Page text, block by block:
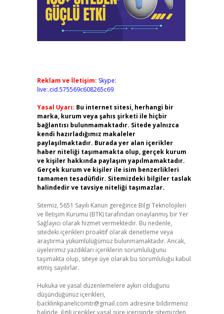
Reklam ve İletişim: Skype:
live:.cid.575569c608265c69
Yasal Uyarı: Bu internet sitesi, herhangi bir
marka, kurum veya şahıs şirketi ile hiçbir
bağlantısı bulunmamaktadır. Sitede yalnızca
kendi hazırladığımız makaleler
paylaşılmaktadır. Burada yer alan içerikler
haber niteliği taşımamakta olup, gerçek kurum
ve kişiler hakkında paylaşım yapılmamaktadır.
Gerçek kurum ve kişiler ile isim benzerlikleri
tamamen tesadüfidir. Sitemizdeki bilgiler taslak
halindedir ve tavsiye niteliği taşımazlar.
Sitemiz, 5651 Sayılı Kanun gereğince Bilgi Teknolojileri
ve İletişim Kurumu (BTK) tarafından onaylanmış bir Yer
Sağlayıcı olarak hizmet vermektedir. Bu nedenle,
sitedeki içerikleri proaktif olarak denetleme veya
araştırma yükümlülüğümüz bulunmamaktadır. Ancak,
üyelerimiz yazdıkları içeriklerin sorumluluğunu
taşımakta olup, siteye üye olarak bu sorumluluğu kabul
etmiş sayılırlar.
Hukuka ve yasal düzenlemelere aykırı olduğunu
düşündüğünüz içerikleri,
backlinkpanelicomtr@gmail.com adresine bildirmeniz
halinde, ilgili içerikler yasal süre içerisinde sitemizden